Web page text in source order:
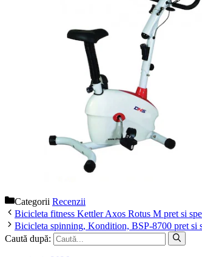
Categorii Recenzii
Bicicleta fitness Kettler Axos Rotus M pret si
Bicicleta spinning, Kondition, BSP-8700 pret si
Caută după: